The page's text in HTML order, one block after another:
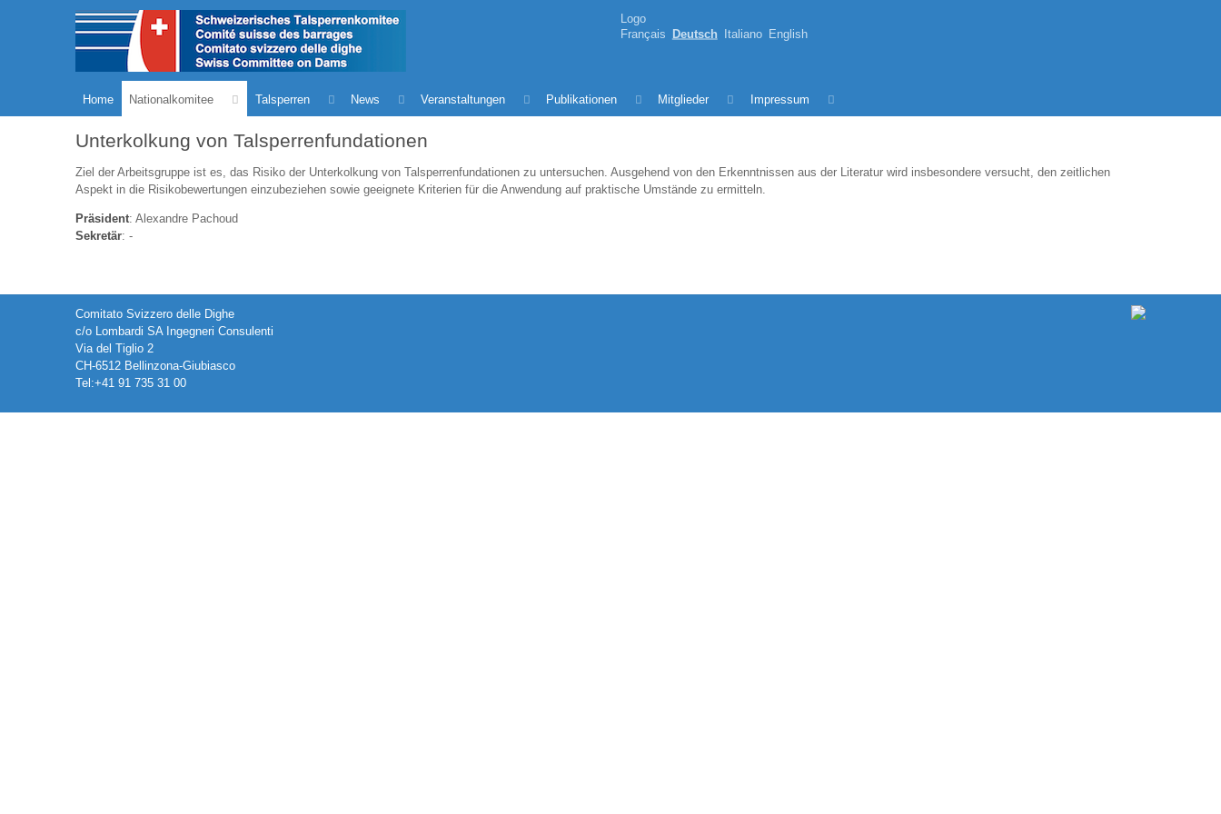
Logo
Français
Deutsch Italiano English
Home Nationalkomitee Talsperren News Veranstaltungen Publikationen Mitglieder Impressum
Unterkolkung von Talsperrenfundationen
Ziel der Arbeitsgruppe ist es, das Risiko der Unterkolkung von Talsperrenfundationen zu untersuchen. Ausgehend von den Erkenntnissen aus der Literatur wird insbesondere versucht, den zeitlichen
Aspekt in die Risikobewertungen einzubeziehen sowie geeignete Kriterien für die Anwendung auf praktische Umstände zu ermitteln.
Präsident: Alexandre Pachoud
Sekretär: -
Comitato Svizzero delle Dighe
c/o Lombardi SA Ingegneri Consulenti
Via del Tiglio 2
CH-6512 Bellinzona-Giubiasco
Tel:+41 91 735 31 00